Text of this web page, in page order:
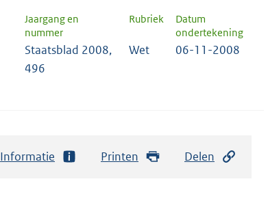
Jaargang en
nummer
Rubriek
Datum
ondertekening
Staatsblad 2008,
496
Wet 06-11-2008
Informatie Printen Delen